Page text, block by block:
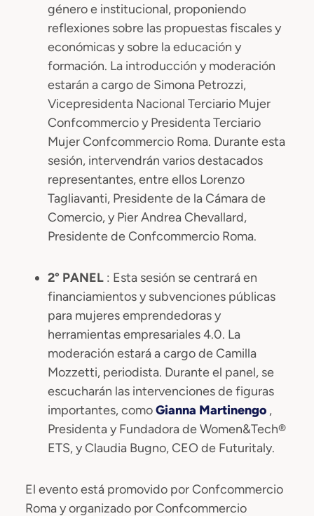
género e institucional, proponiendo
reflexiones sobre las propuestas fiscales y
económicas y sobre la educación y
formación. La introducción y moderación
estarán a cargo de Simona Petrozzi,
Vicepresidenta Nacional Terciario Mujer
Confcommercio y Presidenta Terciario
Mujer Confcommercio Roma. Durante esta
sesión, intervendrán varios destacados
representantes, entre ellos Lorenzo
Tagliavanti, Presidente de la Cámara de
Comercio, y Pier Andrea Chevallard,
Presidente de Confcommercio Roma.
2° PANEL : Esta sesión se centrará en
financiamientos y subvenciones públicas
para mujeres emprendedoras y
herramientas empresariales 4.0. La
moderación estará a cargo de Camilla
Mozzetti, periodista. Durante el panel, se
escucharán las intervenciones de figuras
importantes, comoGianna Martinengo ,
Presidenta y Fundadora de Women&Tech®
ETS, y Claudia Bugno, CEO de Futuritaly.
El evento está promovido por Confcommercio
Roma y organizado por Confcommercio